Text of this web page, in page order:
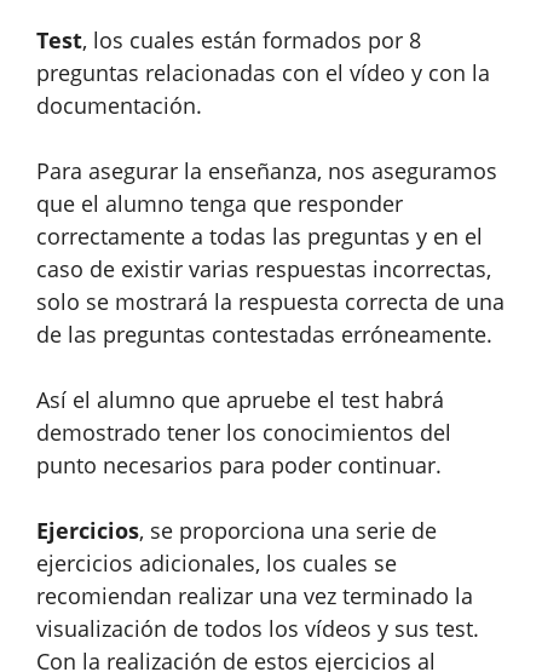
Test, los cuales están formados por 8
preguntas relacionadas con el vídeo y con la
documentación.
Para asegurar la enseñanza, nos aseguramos
que el alumno tenga que responder
correctamente a todas las preguntas y en el
caso de existir varias respuestas incorrectas,
solo se mostrará la respuesta correcta de una
de las preguntas contestadas erróneamente.
Así el alumno que apruebe el test habrá
demostrado tener los conocimientos del
punto necesarios para poder continuar.
Ejercicios, se proporciona una serie de
ejercicios adicionales, los cuales se
recomiendan realizar una vez terminado la
visualización de todos los vídeos y sus test.
Con la realización de estos ejercicios al